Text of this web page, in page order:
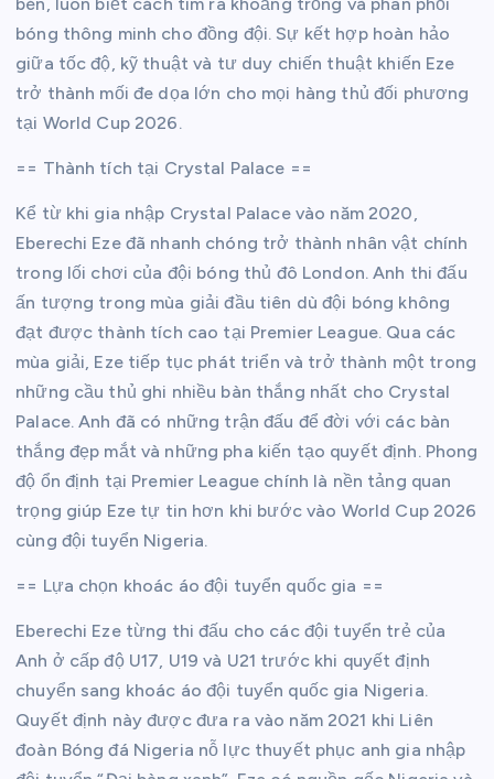
bóng thông minh cho đồng đội. Sự kết hợp hoàn hảo
giữa tốc độ, kỹ thuật và tư duy chiến thuật khiến Eze
trở thành mối đe dọa lớn cho mọi hàng thủ đối phương
tại World Cup 2026.
== Thành tích tại Crystal Palace ==
Kể từ khi gia nhập Crystal Palace vào năm 2020,
Eberechi Eze đã nhanh chóng trở thành nhân vật chính
trong lối chơi của đội bóng thủ đô London. Anh thi đấu
ấn tượng trong mùa giải đầu tiên dù đội bóng không
đạt được thành tích cao tại Premier League. Qua các
mùa giải, Eze tiếp tục phát triển và trở thành một trong
những cầu thủ ghi nhiều bàn thắng nhất cho Crystal
Palace. Anh đã có những trận đấu để đời với các bàn
thắng đẹp mắt và những pha kiến tạo quyết định. Phong
độ ổn định tại Premier League chính là nền tảng quan
trọng giúp Eze tự tin hơn khi bước vào World Cup 2026
cùng đội tuyển Nigeria.
== Lựa chọn khoác áo đội tuyển quốc gia ==
Eberechi Eze từng thi đấu cho các đội tuyển trẻ của
Anh ở cấp độ U17, U19 và U21 trước khi quyết định
chuyển sang khoác áo đội tuyển quốc gia Nigeria.
Quyết định này được đưa ra vào năm 2021 khi Liên
đoàn Bóng đá Nigeria nỗ lực thuyết phục anh gia nhập